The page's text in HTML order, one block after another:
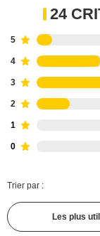
24
5
4
3
2
1
0
Trier par :
Les plus